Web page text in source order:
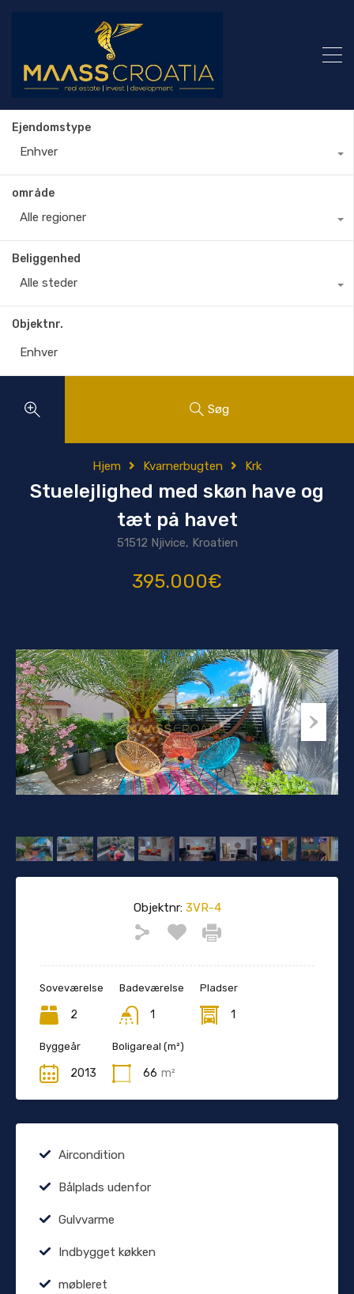
Ejendomstype
Enhver
område
Alle regioner
Beliggenhed
Alle steder
Objektnr.
Søg
Hjem Kvarnerbugten Krk
Stuelejlighed med skøn have og
tæt på havet
51512 Njivice, Kroatien
395.000€
Objektnr:3VR-4
Soveværelse
2
Badeværelse
1
Pladser
1
Byggeår
2013
Boligareal (m²)
66 m²
Aircondition
Bålplads udenfor
Gulvvarme
Indbygget køkken
møbleret